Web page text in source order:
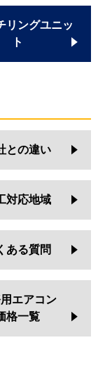
リングユニッ
ト
との違い
対応地域
ある質問
エアコン
格一覧